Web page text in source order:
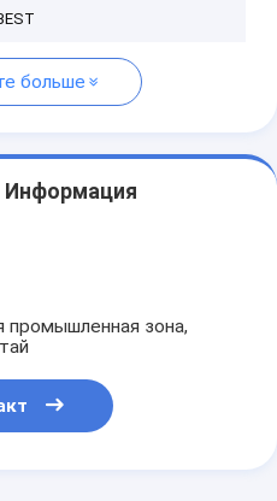
больше
Информация
промышленная зона,